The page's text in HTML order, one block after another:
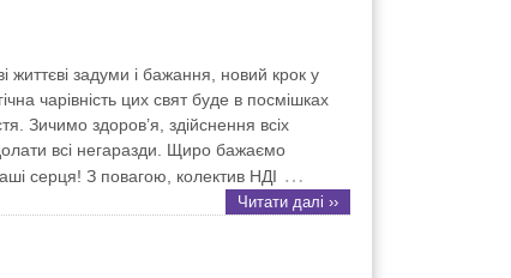
життєві задуми і бажання, новий крок у
чарівність цих свят буде в посмішках
Зичимо здоров’я, здійснення всіх
всі негаразди. Щиро бажаємо
серця! З повагою, колектив НДІ …
Читати далі ››